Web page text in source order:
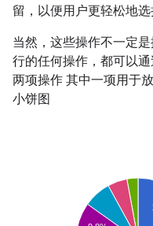
留，以便用户更轻松地选
当然，这些操作不一定
行的任何操作，都可以
两项操作 其中一项用于
小饼图